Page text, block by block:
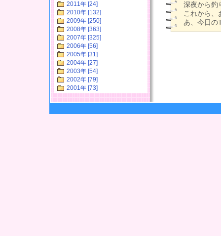
深夜から釣
これから、
あ、今日の
2011年 [24]
2010年 [132]
2009年 [250]
2008年 [363]
2007年 [325]
2006年 [56]
2005年 [31]
2004年 [27]
2003年 [54]
2002年 [79]
2001年 [73]